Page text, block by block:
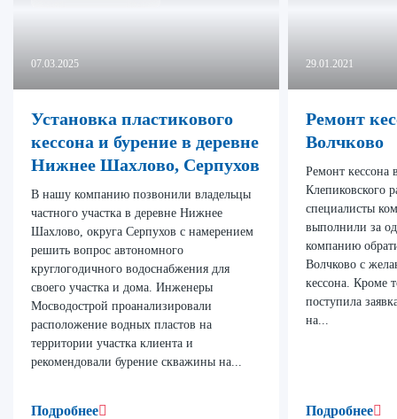
07.03.2025
Установка пластикового
кессона и бурение в деревне
Нижнее Шахлово, Серпухов
В нашу компанию позвонили владельцы
частного участка в деревне Нижнее
Шахлово, округа Серпухов с намерением
решить вопрос автономного
круглогодичного водоснабжения для
своего участка и дома. Инженеры
Мосводострой проанализировали
расположение водных пластов на
территории участка клиента и
рекомендовали бурение скважины на...
Подробнее
29.01.2021
Ремонт
Волчково
Ремонт кессона
Клепиковского
специалисты
выполнили за
компанию
Волчково с
кессона. Кроме
поступила
на...
Подробнее